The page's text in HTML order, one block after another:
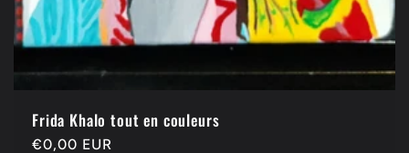
Frida Khalo tout en couleurs
Precio
€0,00 EUR